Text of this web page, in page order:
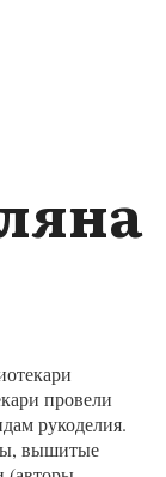
провели
рукоделия.
вышитые